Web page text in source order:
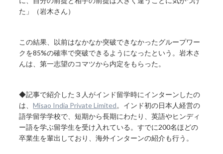
た」（岩木さん）
この結果、以前はなかなか突破できなかったグループワー
クを85%の確率で突破できるようになったという。岩木さ
んは、第一志望のコマツから内定をもらった。
◆記事で紹介した３人がインド留学時にインターンしたの
は、Misao India Private Limited。インド初の日本人経営の
語学留学学校で、短期から長期にわたり、英語やヒンディ
ー語を学ぶ留学生を受け入れている。すでに200名ほどの
卒業生を輩出しており、海外インターンの紹介も行う。